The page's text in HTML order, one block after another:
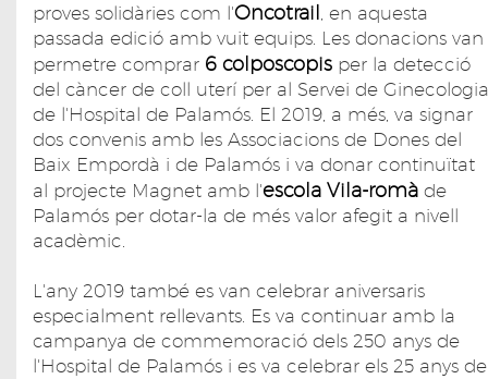
proves solidàries com l'Oncotrail , en aquesta
passada edició amb vuit equips. Les donacions van
permetre comprar 6 colposcopis per la detecció
del càncer de coll uterí per al Servei de Ginecologia
de l'Hospital de Palamós. El 2019, a més, va signar
dos convenis amb les Associacions de Dones del
Baix Empordà i de Palamós i va donar continuïtat
al projecte Magnet amb l'escola Vila-romà de
Palamós per dotar-la de més valor afegit a nivell
acadèmic.
L'any 2019 també es van celebrar aniversaris
especialment rellevants. Es va continuar amb la
campanya de commemoració dels 250 anys de
l'Hospital de Palamós i es va celebrar els 25 anys de